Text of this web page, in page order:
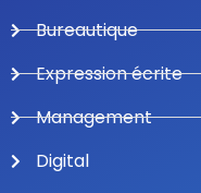
Bureautique
Expression écrite
Management
Digital